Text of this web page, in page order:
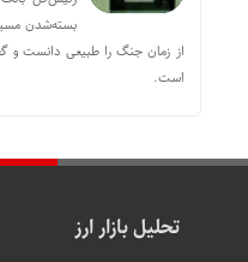
از زمان جنگ را طبیعی دانست و
است.
تحلیل بازار ارز